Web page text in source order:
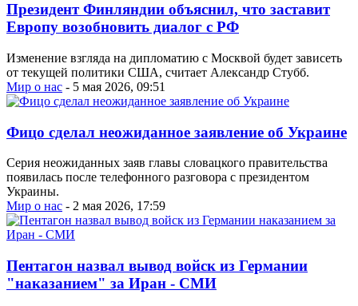
Президент Финляндии объяснил, что заставит
Европу возобновить диалог с РФ
Изменение взгляда на дипломатию с Москвой будет зависеть
от текущей политики США, считает Александр Стубб.
Мир о нас - 5 мая 2026, 09:51
Фицо сделал неожиданное заявление об Украине
Серия неожиданных заяв главы словацкого правительства
появилась после телефонного разговора с президентом
Украины.
Мир о нас - 2 мая 2026, 17:59
Пентагон назвал вывод войск из Германии
"наказанием" за Иран - СМИ